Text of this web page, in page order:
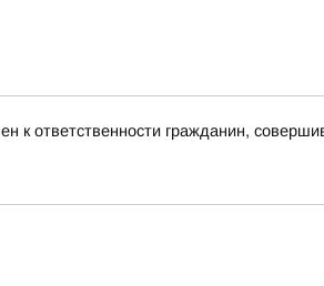
к ответственности гражданин,